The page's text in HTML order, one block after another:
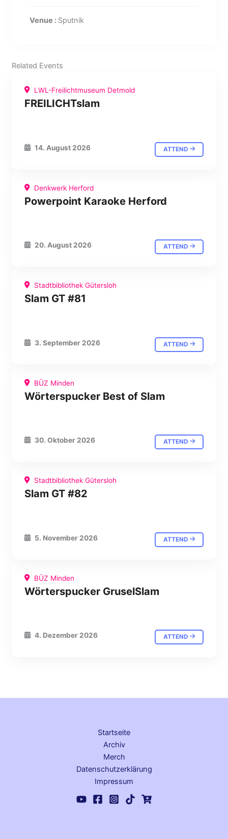
Venue : Sputnik
Related Events
LWL-Freilichtmuseum Detmold
FREILICHTslam
14. August 2026 ATTEND
Denkwerk Herford
Powerpoint Karaoke Herford
20. August 2026 ATTEND
Stadtbibliothek Gütersloh
Slam GT #81
3. September 2026 ATTEND
BÜZ Minden
Wörterspucker Best of Slam
30. Oktober 2026 ATTEND
Stadtbibliothek Gütersloh
Slam GT #82
5. November 2026 ATTEND
BÜZ Minden
Wörterspucker GruselSlam
4. Dezember 2026 ATTEND
Startseite
Archiv
Merch
Datenschutz­erklärung
Impressum